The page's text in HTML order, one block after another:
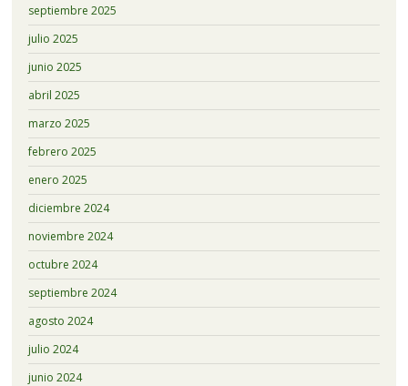
septiembre 2025
julio 2025
junio 2025
abril 2025
marzo 2025
febrero 2025
enero 2025
diciembre 2024
noviembre 2024
octubre 2024
septiembre 2024
agosto 2024
julio 2024
junio 2024